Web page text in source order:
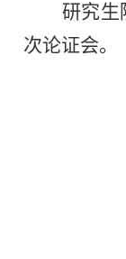
研究生
次论证会。